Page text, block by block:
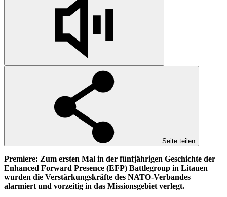
Seite teilen
Premiere: Zum ersten Mal in der fünfjährigen Geschichte der
Enhanced Forward Presence (EFP) Battlegroup in Litauen
wurden die Verstärkungskräfte des NATO-Verbandes
alarmiert und vorzeitig in das Missionsgebiet verlegt.